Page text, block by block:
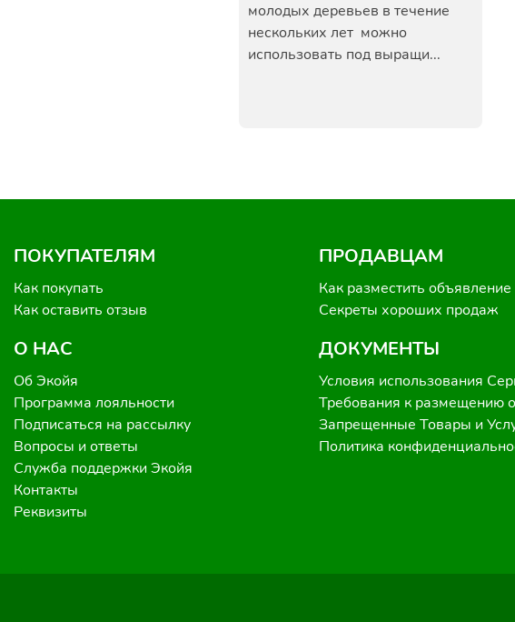
молодых деревьев в течение
нескольких лет можно
использовать под выращи...
ПОКУПАТЕЛЯМ
Как покупать
Как оставить отзыв
О НАС
Об Экойя
Программа лояльности
Подписаться на рассылку
Вопросы и ответы
Служба поддержки Экойя
Контакты
Реквизиты
ПРОДАВЦАМ
Как разместить объявление
Секреты хороших продаж
ДОКУМЕНТЫ
Условия использования
Требования к размещению
Запрещенные Товары и
Политика